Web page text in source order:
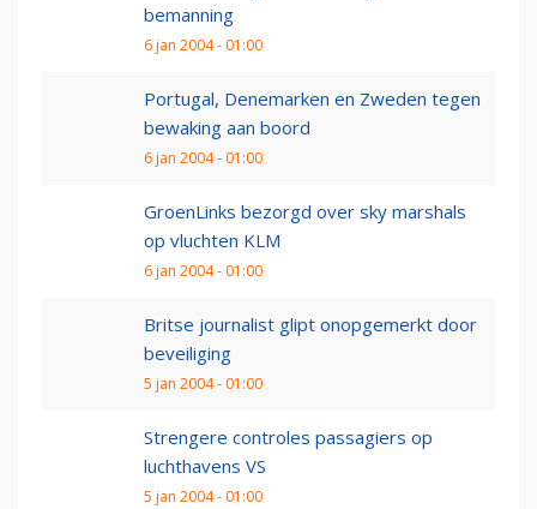
bemanning
6 jan 2004 - 01:00
Portugal, Denemarken en Zweden tegen
bewaking aan boord
6 jan 2004 - 01:00
GroenLinks bezorgd over sky marshals
op vluchten KLM
6 jan 2004 - 01:00
Britse journalist glipt onopgemerkt door
beveiliging
5 jan 2004 - 01:00
Strengere controles passagiers op
luchthavens VS
5 jan 2004 - 01:00